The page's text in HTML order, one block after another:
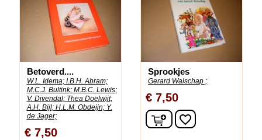
Betoverd....
W.L. Idema; I.B.H. Abram;
M.C.J. Bultink; M.B.C. Lewis;
V. Divendal; Thea Doelwijt;
A.H. Bijl; H.L.M. Obdeijn; Y.
de Jager;
€ 7,50
Sprookjes
Gerard Walschap ;
€ 7,50
In winkelwagen
favorite_border